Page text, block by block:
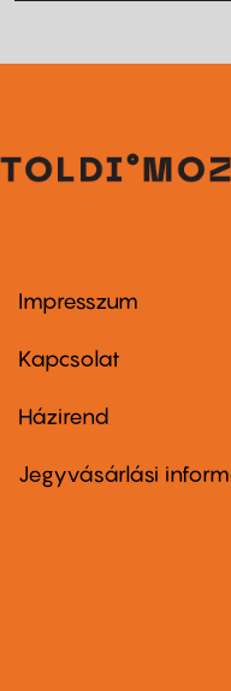
Footer
first
Impresszum
Kapcsolat
Footer
second
Házirend
Jegyvásárlási